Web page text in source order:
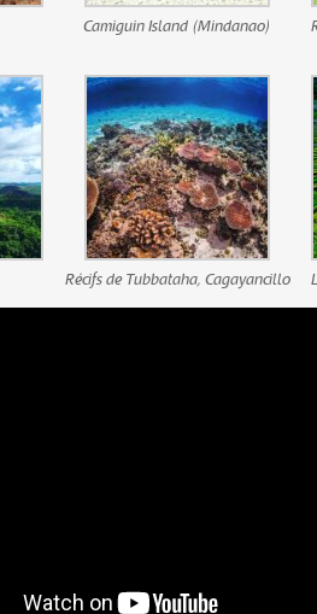
Camiguin Island (Mindanao)
Récifs de Tubbataha, Cagayancillo